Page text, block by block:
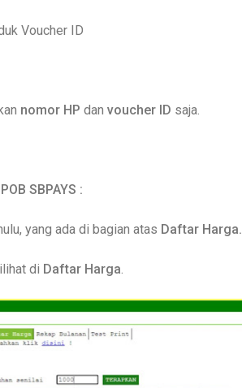
Voucher ID
nomor HP dan voucher ID saja.
SBPAYS :
yang ada di bagian atas Daftar Harga.
di Daftar Harga.